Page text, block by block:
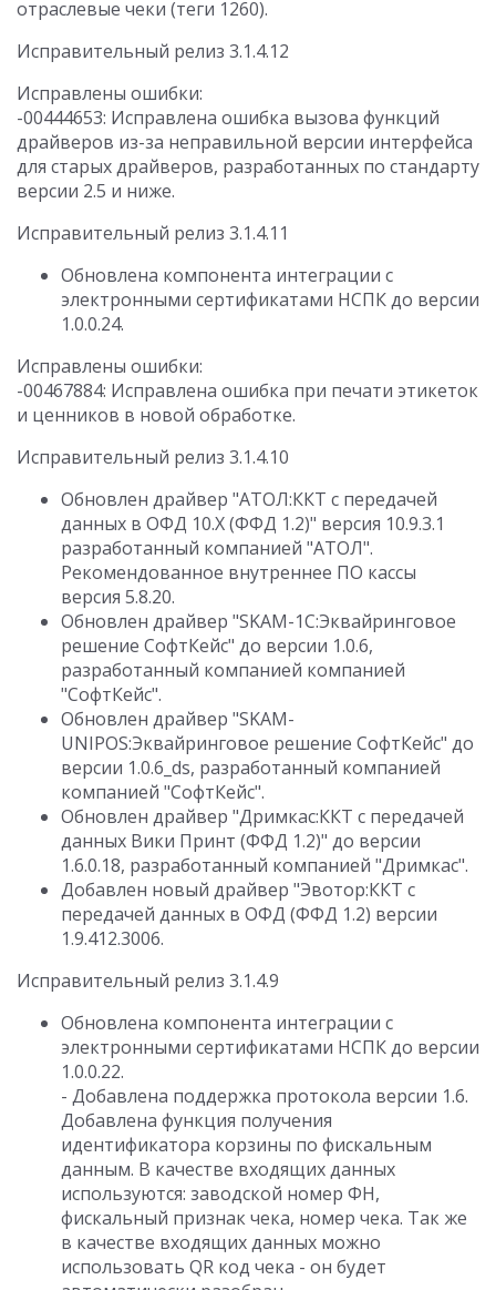
отраслевые чеки (теги 1260).
Исправительный релиз 3.1.4.12
Исправлены ошибки:
-00444653: Исправлена ошибка вызова функций
драйверов из-за неправильной версии интерфейса
для старых драйверов, разработанных по стандарту
версии 2.5 и ниже.
Исправительный релиз 3.1.4.11
Обновлена компонента интеграции с
электронными сертификатами НСПК до версии
1.0.0.24.
Исправлены ошибки:
-00467884: Исправлена ошибка при печати этикеток
и ценников в новой обработке.
Исправительный релиз 3.1.4.10
Обновлен драйвер "АТОЛ:ККТ с передачей
данных в ОФД 10.Х (ФФД 1.2)" версия 10.9.3.1
разработанный компанией "АТОЛ".
Рекомендованное внутреннее ПО кассы
версия 5.8.20.
Обновлен драйвер "SKAM-1C:Эквайринговое
решение СофтКейс" до версии 1.0.6,
разработанный компанией компанией
"СофтКейс".
Обновлен драйвер "SKAM-
UNIPOS:Эквайринговое решение СофтКейс" до
версии 1.0.6_ds, разработанный компанией
компанией "СофтКейс".
Обновлен драйвер "Дримкас:ККТ с передачей
данных Вики Принт (ФФД 1.2)" до версии
1.6.0.18, разработанный компанией "Дримкас".
Добавлен новый драйвер "Эвотор:ККТ с
передачей данных в ОФД (ФФД 1.2) версии
1.9.412.3006.
Исправительный релиз 3.1.4.9
Обновлена компонента интеграции с
электронными сертификатами НСПК до версии
1.0.0.22.
- Добавлена поддержка протокола версии 1.6.
Добавлена функция получения
идентификатора корзины по фискальным
данным. В качестве входящих данных
используются: заводской номер ФН,
фискальный признак чека, номер чека. Так же
в качестве входящих данных можно
использовать QR код чека - он будет